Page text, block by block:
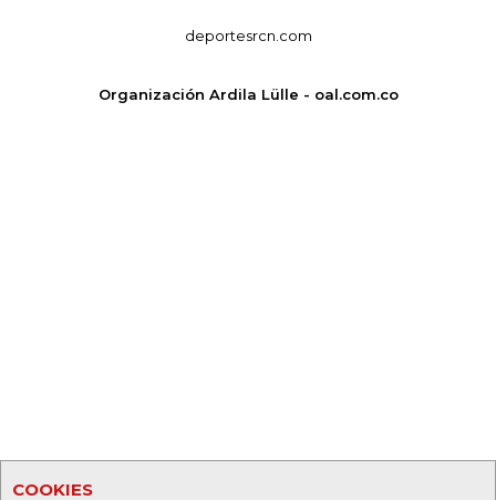
COOKIES
deportesrcn.com
Organización Ardila Lülle - oal.com.co